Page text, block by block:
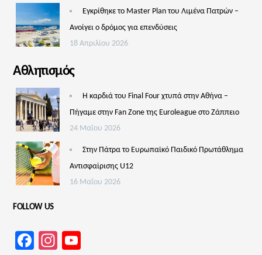
Εγκρίθηκε το Master Plan του Λιμένα Πατρών –
Aνοίγει ο δρόμος για επενδύσεις
18 Απριλίου 2026
Αθλητισμός
Η καρδιά του Final Four χτυπά στην Αθήνα –
Πήγαμε στην Fan Zone της Euroleague στο Ζάππειο
24 Μαΐου 2026
Στην Πάτρα το Ευρωπαϊκό Παιδικό Πρωτάθλημα
Αντισφαίρισης U12
16 Μαΐου 2026
FOLLOW US
Facebook
Instagram